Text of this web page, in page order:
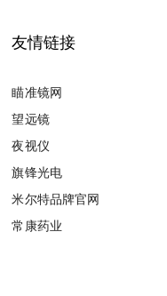
友情链接
瞄准镜网
望远镜
夜视仪
旗锋光电
米尔特品牌官网
常康药业